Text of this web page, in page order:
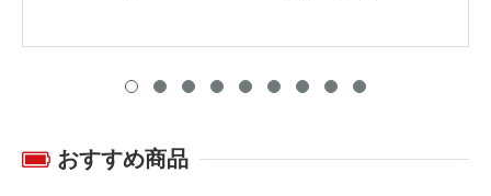
おすすめ商品